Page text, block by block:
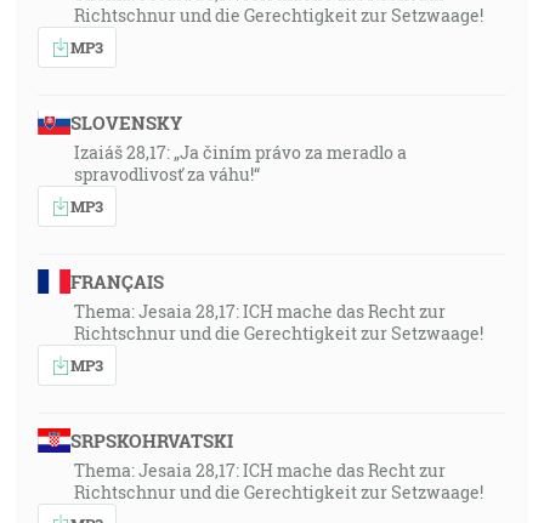
Richtschnur und die Gerechtigkeit zur Setzwaage!
MP3
SLOVENSKY
Izaiáš 28,17: „Ja činím právo za meradlo a
spravodlivosť za váhu!“
MP3
FRANÇAIS
Thema: Jesaia 28,17: ICH mache das Recht zur
Richtschnur und die Gerechtigkeit zur Setzwaage!
MP3
SRPSKOHRVATSKI
Thema: Jesaia 28,17: ICH mache das Recht zur
Richtschnur und die Gerechtigkeit zur Setzwaage!